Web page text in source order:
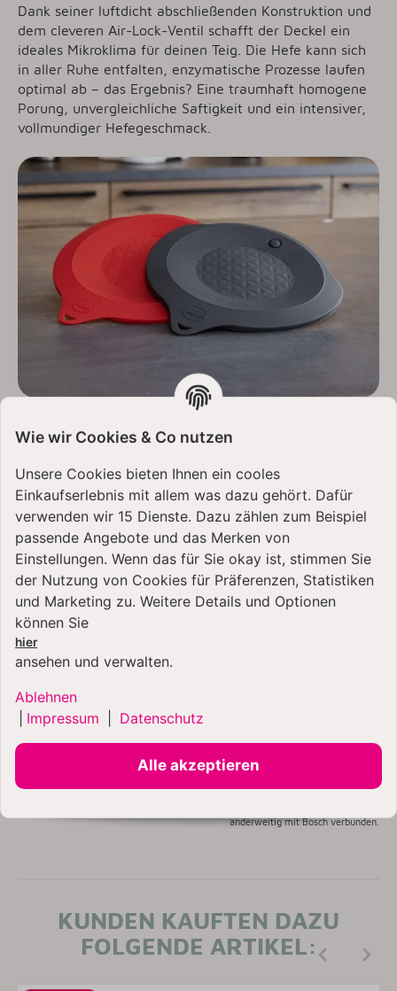
Dank seiner luftdicht abschließenden Konstruktion und
dem cleveren Air-Lock-Ventil schafft der Deckel ein
ideales Mikroklima für deinen Teig. Die Hefe kann sich
in aller Ruhe entfalten, enzymatische Prozesse laufen
optimal ab – das Ergebnis? Eine traumhaft homogene
Porung, unvergleichliche Saftigkeit und ein intensiver,
vollmundiger Hefegeschmack.
Ein unverzichtbarer
Mach dir das Leben leichter und bring frischen Wind in
deine Back- und Kochroutine. Mit dem Kitchen
Professional Frischehaltedeckel wird deine Bosch
MUM5-Rührschüssel zum vielseitigen Alleskönner, der
dir mehr Genuss, Komfort und Freude in der Küche
schenkt.
Erlebe es selbst – der neue Kitchen Professional Deckel
ist ein Must-have für alle, die mit Leidenschaft backen
und kochen!
Erlebe jetzt unsere weiteren Zubehöre von
Professionals
,Kitty Professional
Professional.
anderweitig mit Bosch verbunden.
KUNDEN KAUFTEN DAZU
FOLGENDE ARTIKEL:
Wie wir Cookies & Co nutzen
Unsere Cookies bieten Ihnen ein cooles
Einkaufserlebnis mit allem was dazu gehört. Dafür
verwenden wir 15 Dienste. Dazu zählen zum Beispiel
passende Angebote und das Merken von
Einstellungen. Wenn das für Sie okay ist, stimmen Sie
der Nutzung von Cookies für Präferenzen, Statistiken
und Marketing zu. Weitere Details und Optionen
können Sie
hier
ansehen und verwalten.
Ablehnen
Impressum Datenschutz
Alle akzeptieren